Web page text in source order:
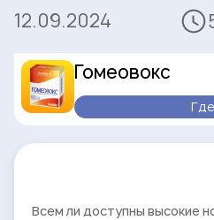
12.09.2024
Гомеовокс
Всем ли доступны высокие